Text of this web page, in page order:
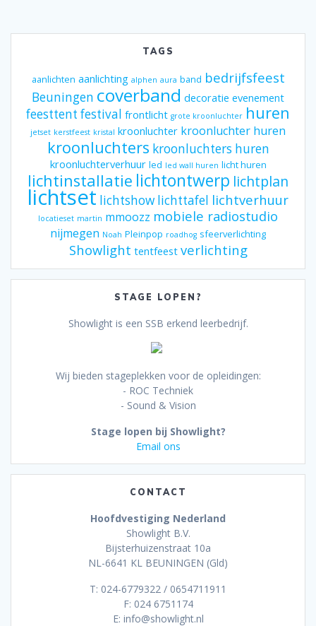
TAGS
aanlichten aanlichting alphen aura band bedrijfsfeest
Beuningen coverband decoratie evenement
feesttent festival frontlicht grote kroonluchter huren
jetset kerstfeest kristal kroonluchter kroonluchter huren
kroonluchters kroonluchters huren
kroonluchterverhuur led led wall huren licht huren
lichtinstallatie lichtontwerp lichtplan
lichtset lichtshow lichttafel lichtverhuur
locatieset martin mmoozz mobiele radiostudio
nijmegen Noah Pleinpop roadhog sfeerverlichting
Showlight tentfeest verlichting
STAGE LOPEN?
Showlight is een SSB erkend leerbedrijf.
Wij bieden stageplekken voor de opleidingen:
- ROC Techniek
- Sound & Vision
Stage lopen bij Showlight?
Email ons
CONTACT
Hoofdvestiging Nederland
Showlight B.V.
Bijsterhuizenstraat 10a
NL-6641 KL BEUNINGEN (Gld)
T: 024-6779322 / 0654711911
F: 024 6751174
E: info@showlight.nl